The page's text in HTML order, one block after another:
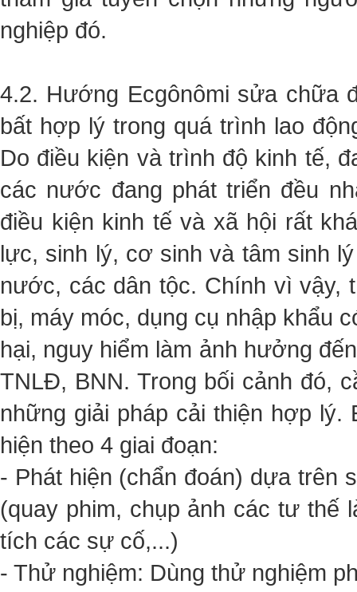
nghiệp đó.
4.2. Hướng Ecgônômi sửa chữa
bất hợp lý trong quá trình lao
Do điều kiện và trình độ kinh tế,
các nước đang phát triển đều
điều kiện kinh tế và xã hội rất
lực, sinh lý, cơ sinh và tâm sinh
nước, các dân tộc. Chính vì vậy,
bị, máy móc, dụng cụ nhập khẩu
hại, nguy hiểm làm ảnh hưởng
TNLĐ, BNN. Trong bối cảnh đó,
những giải pháp cải thiện hợp
hiện theo 4 giai đoạn:
- Phát hiện (chẩn đoán) dựa trên
(quay phim, chụp ảnh các tư thế
tích các sự cố,...)
- Thử nghiệm: Dùng thử nghiệm